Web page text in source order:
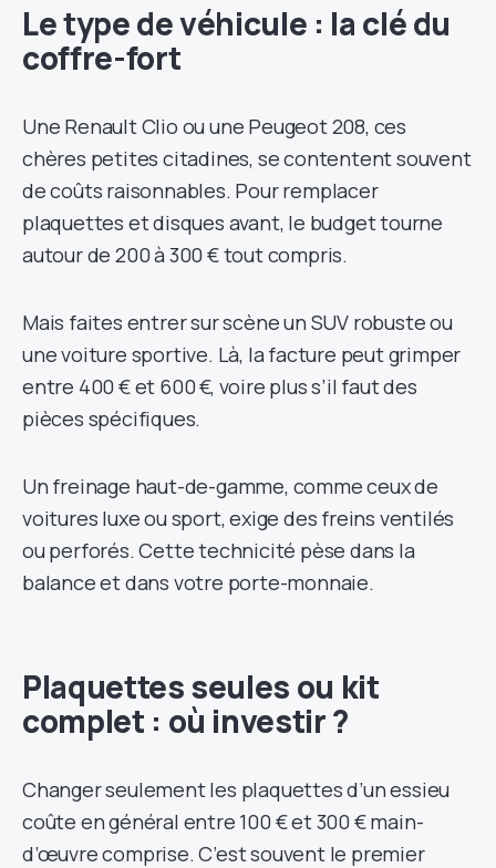
Le type de véhicule : la clé du
coffre-fort
Une Renault Clio ou une Peugeot 208, ces
chères petites citadines, se contentent souvent
de coûts raisonnables. Pour remplacer
plaquettes et disques avant, le budget tourne
autour de 200 à 300 € tout compris.
Mais faites entrer sur scène un SUV robuste ou
une voiture sportive. Là, la facture peut grimper
entre 400 € et 600 €, voire plus s’il faut des
pièces spécifiques.
Un freinage haut-de-gamme, comme ceux de
voitures luxe ou sport, exige des freins ventilés
ou perforés. Cette technicité pèse dans la
balance et dans votre porte-monnaie.
Plaquettes seules ou kit
complet : où investir ?
Changer seulement les plaquettes d’un essieu
coûte en général entre 100 € et 300 € main-
d’œuvre comprise. C’est souvent le premier